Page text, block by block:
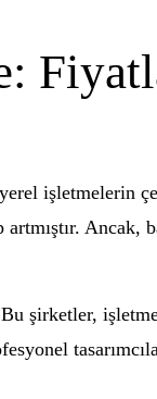
işletmelerin
Ancak,
şirketler,